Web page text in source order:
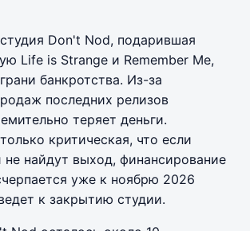
Don't Nod, подарившая
Life is Strange и Remember Me,
банкротства. Из-за
последних релизов
теряет деньги.
критическая, что если
не найдут выход, финансирование
уже к ноябрю 2026
к закрытию студии.